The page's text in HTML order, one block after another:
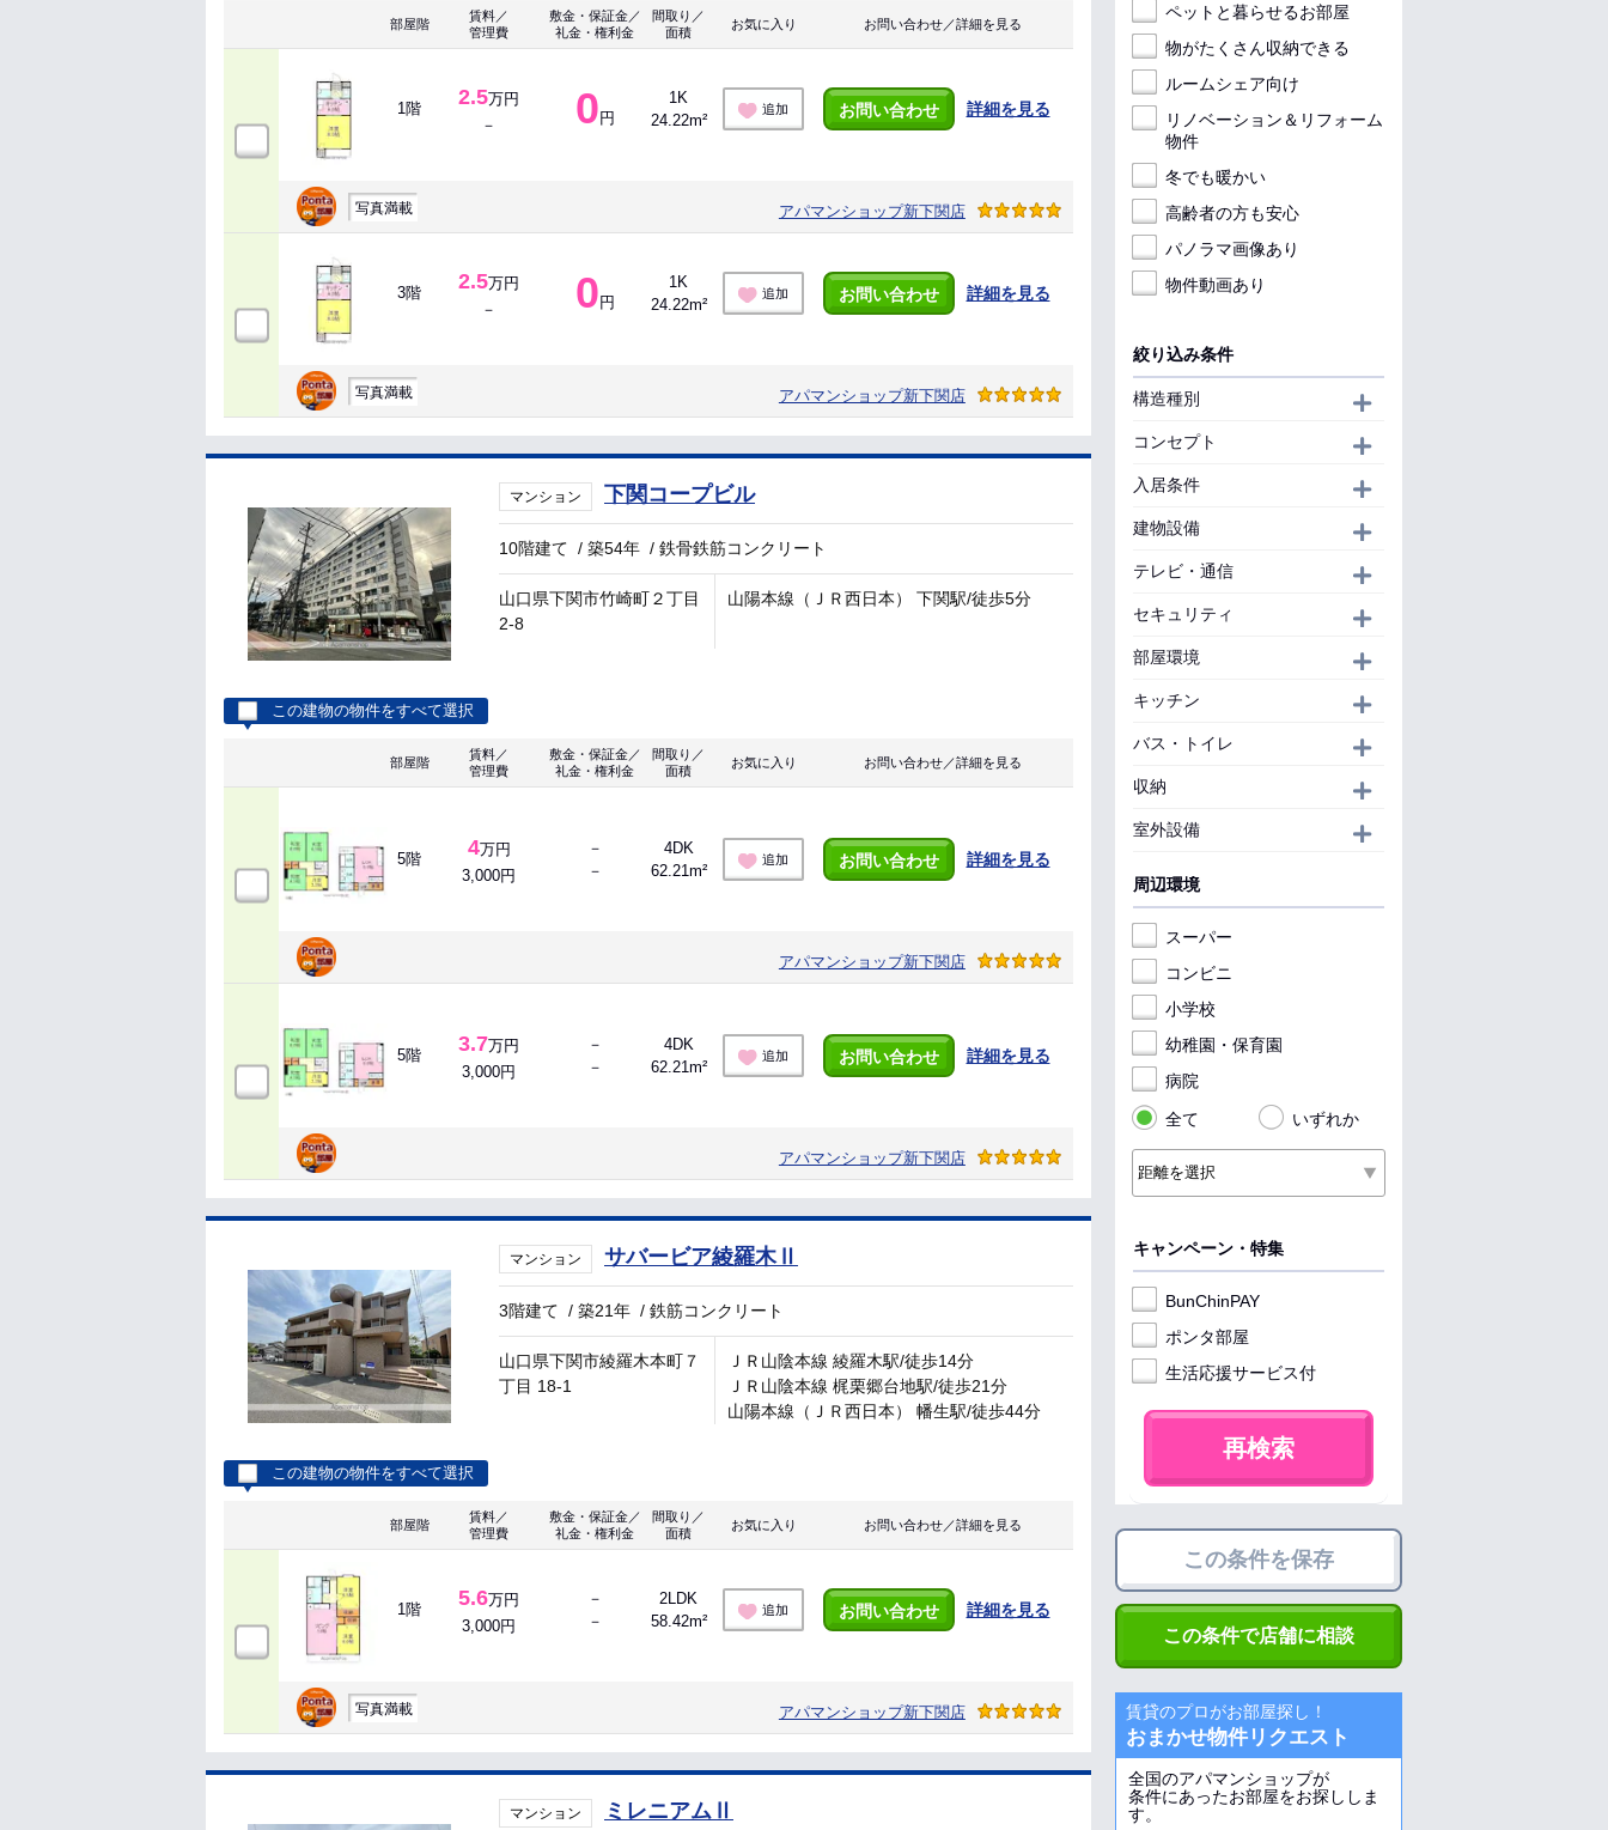
部屋階
賃料／
管理費
敷金・保証金／
礼金・権利金
間取り／
面積
お気に入り お問い合わせ／詳細を見る
1階 2.5万円
－
0 円
1K
24.22m²
追加 お問い合わせ 詳細を見る
写真満載 アパマンショップ新下関店
3階 2.5万円
－
0 円
1K
24.22m²
追加 お問い合わせ 詳細を見る
写真満載 アパマンショップ新下関店
マンション 下関コープビル
10階建て /築54年 /鉄骨鉄筋コンクリート
山口県下関市竹崎町２丁目
2-8
山陽本線（ＪＲ西日本） 下関駅/徒歩5分
この建物の物件をすべて選択
部屋階
賃料／
管理費
敷金・保証金／
礼金・権利金
間取り／
面積
お気に入り お問い合わせ／詳細を見る
5階 4万円
3,000円
－
－
4DK
62.21m²
追加 お問い合わせ 詳細を見る
アパマンショップ新下関店
5階 3.7万円
3,000円
－
－
4DK
62.21m²
追加 お問い合わせ 詳細を見る
アパマンショップ新下関店
マンション サバービア綾羅木Ⅱ
3階建て /築21年 /鉄筋コンクリート
山口県下関市綾羅木本町７
丁目 18-1
ＪＲ山陰本線 綾羅木駅/徒歩14分
ＪＲ山陰本線 梶栗郷台地駅/徒歩21分
山陽本線（ＪＲ西日本） 幡生駅/徒歩44分
この建物の物件をすべて選択
部屋階
賃料／
管理費
敷金・保証金／
礼金・権利金
間取り／
面積
お気に入り お問い合わせ／詳細を見る
1階 5.6万円
3,000円
－
－
2LDK
58.42m²
追加 お問い合わせ 詳細を見る
写真満載 アパマンショップ新下関店
マンション ミレニアムⅡ
ペットと暮らせるお部屋
物がたくさん収納できる
ルームシェア向け
リノベーション＆リフォーム
物件
冬でも暖かい
高齢者の方も安心
パノラマ画像あり
物件動画あり
絞り込み条件
構造種別
コンセプト
入居条件
建物設備
テレビ・通信
セキュリティ
部屋環境
キッチン
バス・トイレ
収納
室外設備
周辺環境
スーパー
コンビニ
小学校
幼稚園・保育園
病院
全て
いずれか
キャンペーン・特集
BunChinPAY
ポンタ部屋
生活応援サービス付
再検索
この条件を保存
この条件で店舗に相談
賃貸のプロがお部屋探し！
おまかせ物件リクエスト
全国のアパマンショップが
条件にあったお部屋をお探ししま
す。